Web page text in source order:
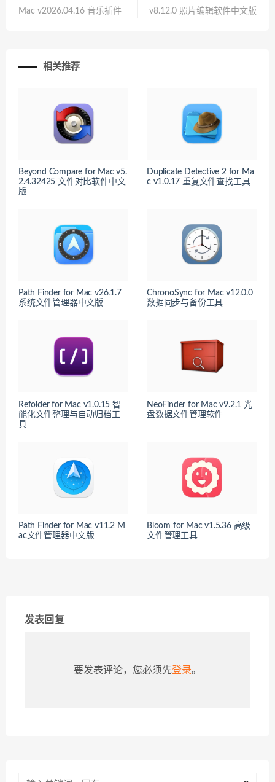
Mac v2026.04.16 音乐插件
v8.12.0 照片编辑软件中文版
相关推荐
Beyond Compare for Mac v5.
2.4.32425 文件对比软件中文
版
Duplicate Detective 2 for Ma
c v1.0.17 重复文件查找工具
Path Finder for Mac v26.1.7
系统文件管理器中文版
ChronoSync for Mac v12.0.0
数据同步与备份工具
Refolder for Mac v1.0.15 智
能化文件整理与自动归档工
具
NeoFinder for Mac v9.2.1 光
盘数据文件管理软件
Path Finder for Mac v11.2 M
ac文件管理器中文版
Bloom for Mac v1.5.36 高级
文件管理工具
发表回复
要发表评论，您必须先登录。